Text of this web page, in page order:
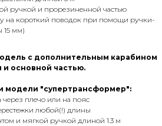
ручкой и прорезиненной частью
на короткий поводок при помощи ручки-
15 мм)
с дополнительным карабином
и основной частью.
модели "супертрансформер":
через плечо или на пояс
любой(!) длины
и мягкой ручкой длиной 1.3 м